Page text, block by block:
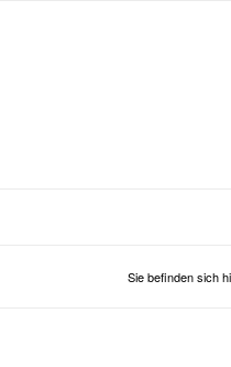
Sie befinden sich